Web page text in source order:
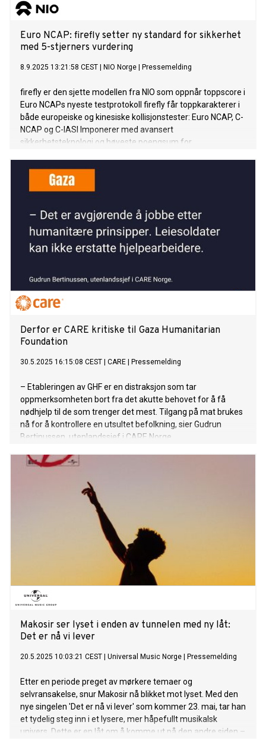
Euro NCAP: firefly setter ny standard for sikkerhet
med 5-stjerners vurdering
8.9.2025 13:21:58 CEST NIO Norge Pressemelding
firefly er den sjette modellen fra NIO som oppnår toppscore i
Euro NCAPs nyeste testprotokoll firefly får toppkarakterer i
både europeiske og kinesiske kollisjonstester: Euro NCAP, C-
NCAP og C-IASI Imponerer med avansert
sikkerhetsteknologi og høyeste poengsum for
Norge og Nederland – flere europeiske markeder følger i
Derfor er CARE kritiske til Gaza Humanitarian
Foundation
30.5.2025 16:15:08 CEST CARE Pressemelding
– Etableringen av GHF er en distraksjon som tar
oppmerksomheten bort fra det akutte behovet for å få
nødhjelp til de som trenger det mest. Tilgang på mat brukes
nå for å kontrollere en utsultet befolkning, sier Gudrun
Bertinussen, utenlandssjef i CARE Norge.
Makosir ser lyset i enden av tunnelen med ny låt:
Det er nå vi lever
20.5.2025 10:03:21 CEST Universal Music Norge Pressemelding
Etter en periode preget av mørkere temaer og
selvransakelse, snur Makosir nå blikket mot lyset. Med den
nye singelen 'Det er nå vi lever' som kommer 23. mai, tar han
et tydelig steg inn i et lysere, mer håpefullt musikalsk
univers. Dette er en låt om å komme ut på den andre siden –